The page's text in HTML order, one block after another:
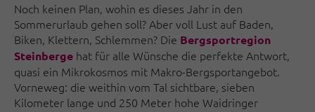
Noch keinen Plan, wohin es dieses Jahr in den
Sommerurlaub gehen soll? Aber voll Lust auf Baden,
Biken, Klettern, Schlemmen? Die Bergsportregion
Steinberge hat für alle Wünsche die perfekte Antwort,
quasi ein Mikrokosmos mit Makro-Bergsportangebot.
Vorneweg: die weithin vom Tal sichtbare, sieben
Kilometer lange und 250 Meter hohe Waidringer